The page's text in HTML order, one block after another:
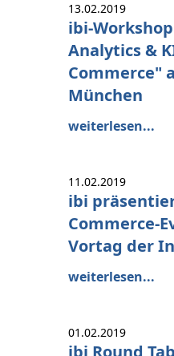
13.02.2019
ibi-
Analytics &
Commerce"
München
weiterlesen...
11.02.2019
ibi
Commerce-
Vortag der
weiterlesen...
01.02.2019
ibi Round